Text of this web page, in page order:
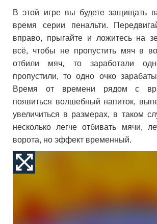
В этой игре вы будете защищать
время серии пенальти.
вправо, прыгайте и ложитесь на
всё, чтобы не пропустить мяч в
отбили мяч, то заработали
пропустили, то одно очко
Время от времени рядом с
появиться волшебный напиток,
увеличиться в размерах, в таком
несколько легче отбивать мячи,
ворота, но эффект временный.